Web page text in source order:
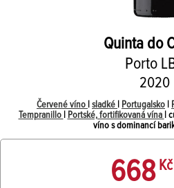
Quinta do
Porto
2020
Červené víno sladké Portugalsko
Tempranillo
Portské, fortifikovaná vína
|
víno s dominancí
668 Kč